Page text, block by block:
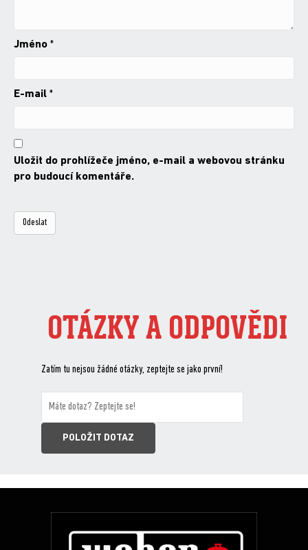
Jméno *
E-mail *
Uložit do prohlížeče jméno, e-mail a webovou stránku
pro budoucí komentáře.
OTÁZKY A ODPOVĚDI
Zatím tu nejsou žádné otázky, zeptejte se jako první!